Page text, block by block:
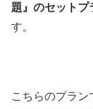
題』のセットプ
す。
こちらのプラ